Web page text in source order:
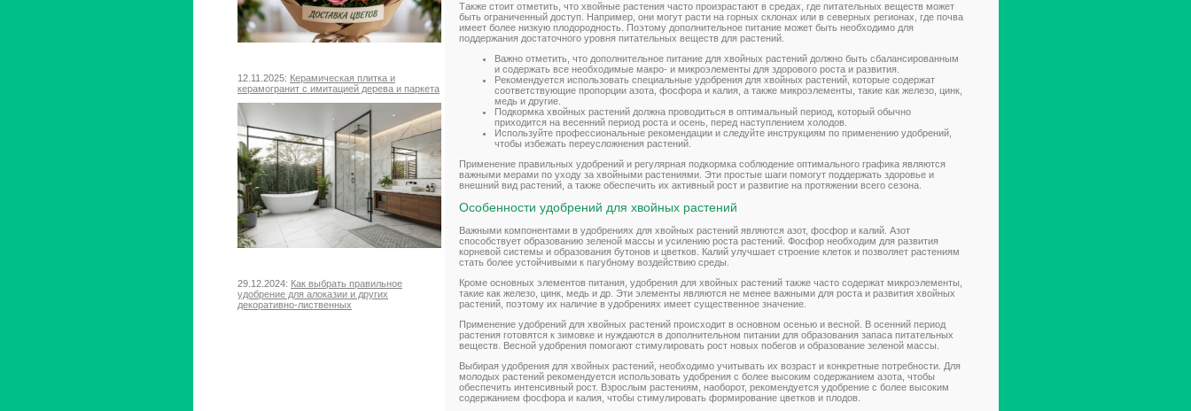
12.11.2025: Керамическая плитка и
керамогранит с имитацией дерева и паркета
29.12.2024: Как выбрать правильное
удобрение для алоказии и других
декоративно-лиственных
Также стоит отметить, что хвойные растения часто произрастают в средах, где питательных веществ может
быть ограниченный доступ. Например, они могут расти на горных склонах или в северных регионах, где почва
имеет более низкую плодородность. Поэтому дополнительное питание может быть необходимо для
поддержания достаточного уровня питательных веществ для растений.
Важно отметить, что дополнительное питание для хвойных растений должно быть сбалансированным
и содержать все необходимые макро- и микроэлементы для здорового роста и развития.
Рекомендуется использовать специальные удобрения для хвойных растений, которые содержат
соответствующие пропорции азота, фосфора и калия, а также микроэлементы, такие как железо, цинк,
медь и другие.
Подкормка хвойных растений должна проводиться в оптимальный период, который обычно
приходится на весенний период роста и осень, перед наступлением холодов.
Используйте профессиональные рекомендации и следуйте инструкциям по применению удобрений,
чтобы избежать переусложнения растений.
Применение правильных удобрений и регулярная подкормка соблюдение оптимального графика являются
важными мерами по уходу за хвойными растениями. Эти простые шаги помогут поддержать здоровье и
внешний вид растений, а также обеспечить их активный рост и развитие на протяжении всего сезона.
Особенности удобрений для хвойных растений
Важными компонентами в удобрениях для хвойных растений являются азот, фосфор и калий. Азот
способствует образованию зеленой массы и усилению роста растений. Фосфор необходим для развития
корневой системы и образования бутонов и цветков. Калий улучшает строение клеток и позволяет растениям
стать более устойчивыми к пагубному воздействию среды.
Кроме основных элементов питания, удобрения для хвойных растений также часто содержат микроэлементы,
такие как железо, цинк, медь и др. Эти элементы являются не менее важными для роста и развития хвойных
растений, поэтому их наличие в удобрениях имеет существенное значение.
Применение удобрений для хвойных растений происходит в основном осенью и весной. В осенний период
растения готовятся к зимовке и нуждаются в дополнительном питании для образования запаса питательных
веществ. Весной удобрения помогают стимулировать рост новых побегов и образование зеленой массы.
Выбирая удобрения для хвойных растений, необходимо учитывать их возраст и конкретные потребности. Для
молодых растений рекомендуется использовать удобрения с более высоким содержанием азота, чтобы
обеспечить интенсивный рост. Взрослым растениям, наоборот, рекомендуется удобрение с более высоким
содержанием фосфора и калия, чтобы стимулировать формирование цветков и плодов.